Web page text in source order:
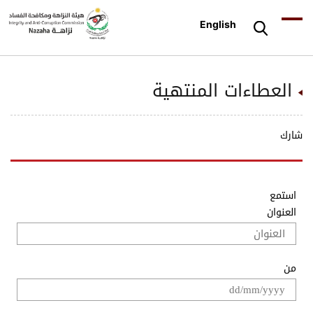
English
العطاءات المنتهية
شارك
استمع
العنوان
من